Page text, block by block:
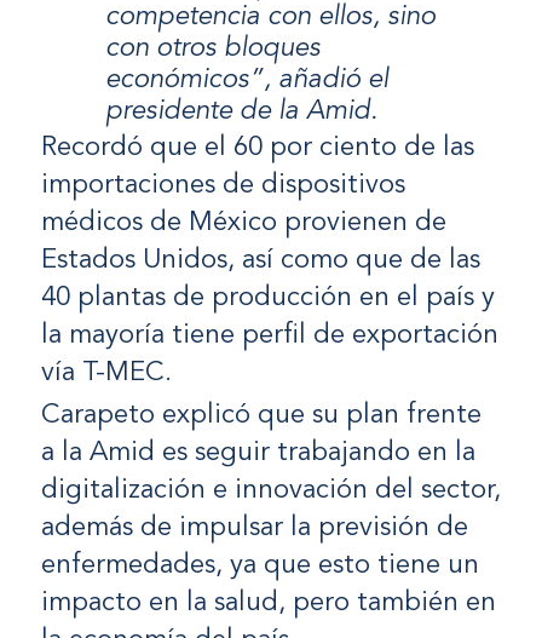
competencia con ellos, sino
con otros bloques
económicos”, añadió el
presidente de la Amid.
Recordó que el 60 por ciento de las
importaciones de dispositivos
médicos de México provienen de
Estados Unidos, así como que de las
40 plantas de producción en el país y
la mayoría tiene perfil de exportación
vía T-MEC.
Carapeto explicó que su plan frente
a la Amid es seguir trabajando en la
digitalización e innovación del sector,
además de impulsar la previsión de
enfermedades, ya que esto tiene un
impacto en la salud, pero también en